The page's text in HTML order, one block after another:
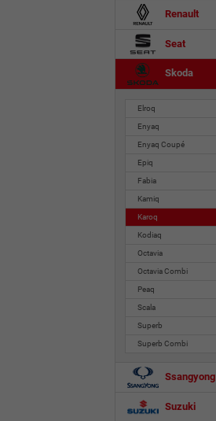
Renault
Seat
Skoda
Elroq
Enyaq
Enyaq Coupé
Epiq
Fabia
Kamiq
Karoq
Kodiaq
Octavia
Octavia Combi
Peaq
Scala
Superb
Superb Combi
Ssangyong
Suzuki